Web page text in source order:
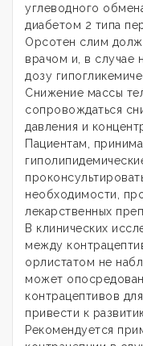
углеводного
диабетом 2 типа
Орсотен слим
врачом и, в случае
дозу
Снижение массы
сопровождаться
давления и
Пациентам,
необходимости,
лекарственных
В клинических
между
орлистатом не
может
контрацептивов
привести к
Рекомендуется